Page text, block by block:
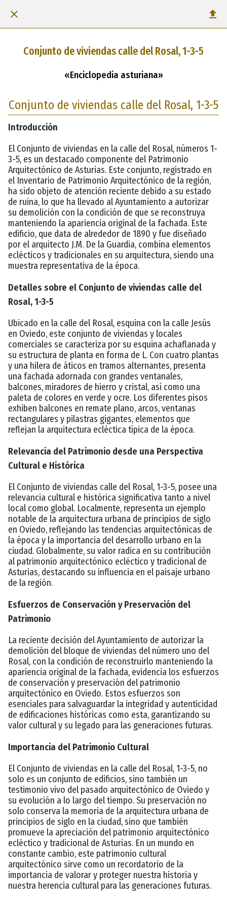
Conjunto de viviendas calle del Rosal, 1-3-5
«Enciclopedia asturiana»
Conjunto de viviendas calle del Rosal, 1-3-5
Introducción
El Conjunto de viviendas en la calle del Rosal, números 1-
3-5, es un destacado componente del Patrimonio
Arquitectónico de Asturias. Este conjunto, registrado en
el Inventario de Patrimonio Arquitectónico de la región,
ha sido objeto de atención reciente debido a su estado
de ruina, lo que ha llevado al Ayuntamiento a autorizar
su demolición con la condición de que se reconstruya
manteniendo la apariencia original de la fachada. Este
edificio, que data de alrededor de 1890 y fue diseñado
por el arquitecto J.M. De la Guardia, combina elementos
eclécticos y tradicionales en su arquitectura, siendo una
muestra representativa de la época.
Detalles sobre el Conjunto de viviendas calle del
Rosal, 1-3-5
Ubicado en la calle del Rosal, esquina con la calle Jesús
en Oviedo, este conjunto de viviendas y locales
comerciales se caracteriza por su esquina achaflanada y
su estructura de planta en forma de L. Con cuatro plantas
y una hilera de áticos en tramos alternantes, presenta
una fachada adornada con grandes ventanales,
balcones, miradores de hierro y cristal, así como una
paleta de colores en verde y ocre. Los diferentes pisos
exhiben balcones en remate plano, arcos, ventanas
rectangulares y pilastras gigantes, elementos que
reflejan la arquitectura ecléctica típica de la época.
Relevancia del Patrimonio desde una Perspectiva
Cultural e Histórica
El Conjunto de viviendas calle del Rosal, 1-3-5, posee una
relevancia cultural e histórica significativa tanto a nivel
local como global. Localmente, representa un ejemplo
notable de la arquitectura urbana de principios de siglo
en Oviedo, reflejando las tendencias arquitectónicas de
la época y la importancia del desarrollo urbano en la
ciudad. Globalmente, su valor radica en su contribución
al patrimonio arquitectónico ecléctico y tradicional de
Asturias, destacando su influencia en el paisaje urbano
de la región.
Esfuerzos de Conservación y Preservación del
Patrimonio
La reciente decisión del Ayuntamiento de autorizar la
demolición del bloque de viviendas del número uno del
Rosal, con la condición de reconstruirlo manteniendo la
apariencia original de la fachada, evidencia los esfuerzos
de conservación y preservación del patrimonio
arquitectónico en Oviedo. Estos esfuerzos son
esenciales para salvaguardar la integridad y autenticidad
de edificaciones históricas como esta, garantizando su
valor cultural y su legado para las generaciones futuras.
Importancia del Patrimonio Cultural
El Conjunto de viviendas en la calle del Rosal, 1-3-5, no
solo es un conjunto de edificios, sino también un
testimonio vivo del pasado arquitectónico de Oviedo y
su evolución a lo largo del tiempo. Su preservación no
solo conserva la memoria de la arquitectura urbana de
principios de siglo en la ciudad, sino que también
promueve la apreciación del patrimonio arquitectónico
ecléctico y tradicional de Asturias. En un mundo en
constante cambio, este patrimonio cultural
arquitectónico sirve como un recordatorio de la
importancia de valorar y proteger nuestra historia y
nuestra herencia cultural para las generaciones futuras.